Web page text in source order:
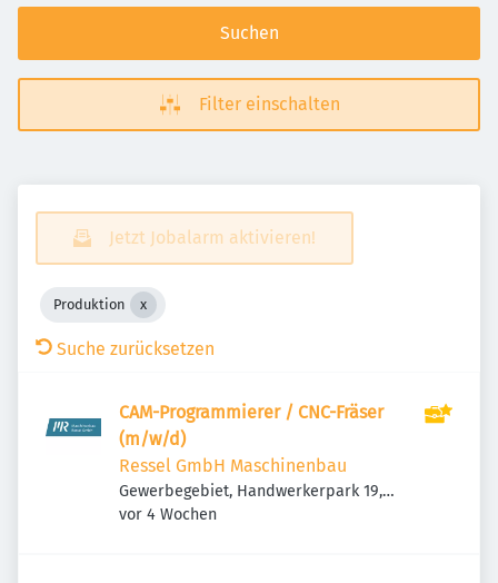
Suchen
Filter einschalten
Jetzt Jobalarm aktivieren!
Produktion
Suche zurücksetzen
CAM-Programmierer / CNC-Fräser
(m/w/d)
Ressel GmbH Maschinenbau
Gewerbegebiet, Handwerkerpark 19,
83093 Bad Endorf, Deutschland
Veröffentlicht
vor 4 Wochen